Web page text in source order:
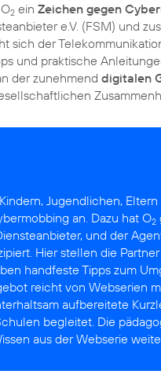
2 ein Zeichen gegen
e.V. (FSM) und
sich der
und praktische
der zunehmend digitalen
Jugendlichen,
an. Dazu hat O2
und der
Hier stellen die
handfeste Tipps zum
reicht von Webserien
aufbereitete
begleitet. Die
aus der Webserie